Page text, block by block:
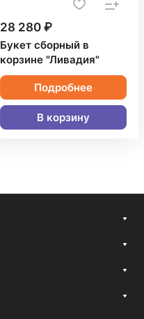
28 280 ₽
Букет сборный в
корзине "Ливадия"
Подробнее
В корзину